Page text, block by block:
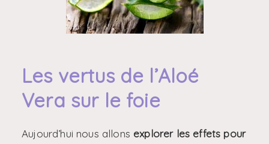
Les vertus de l’Aloé
Vera sur le foie
Aujourd’hui nous allons explorer les effets pour